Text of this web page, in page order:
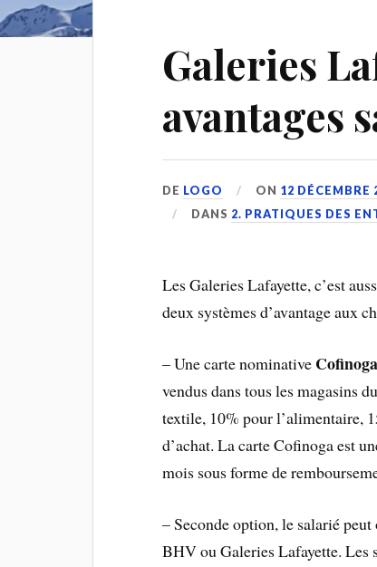
Galeries
avantages
DE LOGO ON 12 DÉCEMBRE
DANS 2. PRATIQUES DES
Les Galeries Lafayette, c’est
deux systèmes d’avantage aux
– Une carte nominative Cofinoga
vendus dans tous les magasins
textile, 10% pour l’alimentaire,
d’achat. La carte Cofinoga est
mois sous forme de
– Seconde option, le salarié
BHV ou Galeries Lafayette. Les